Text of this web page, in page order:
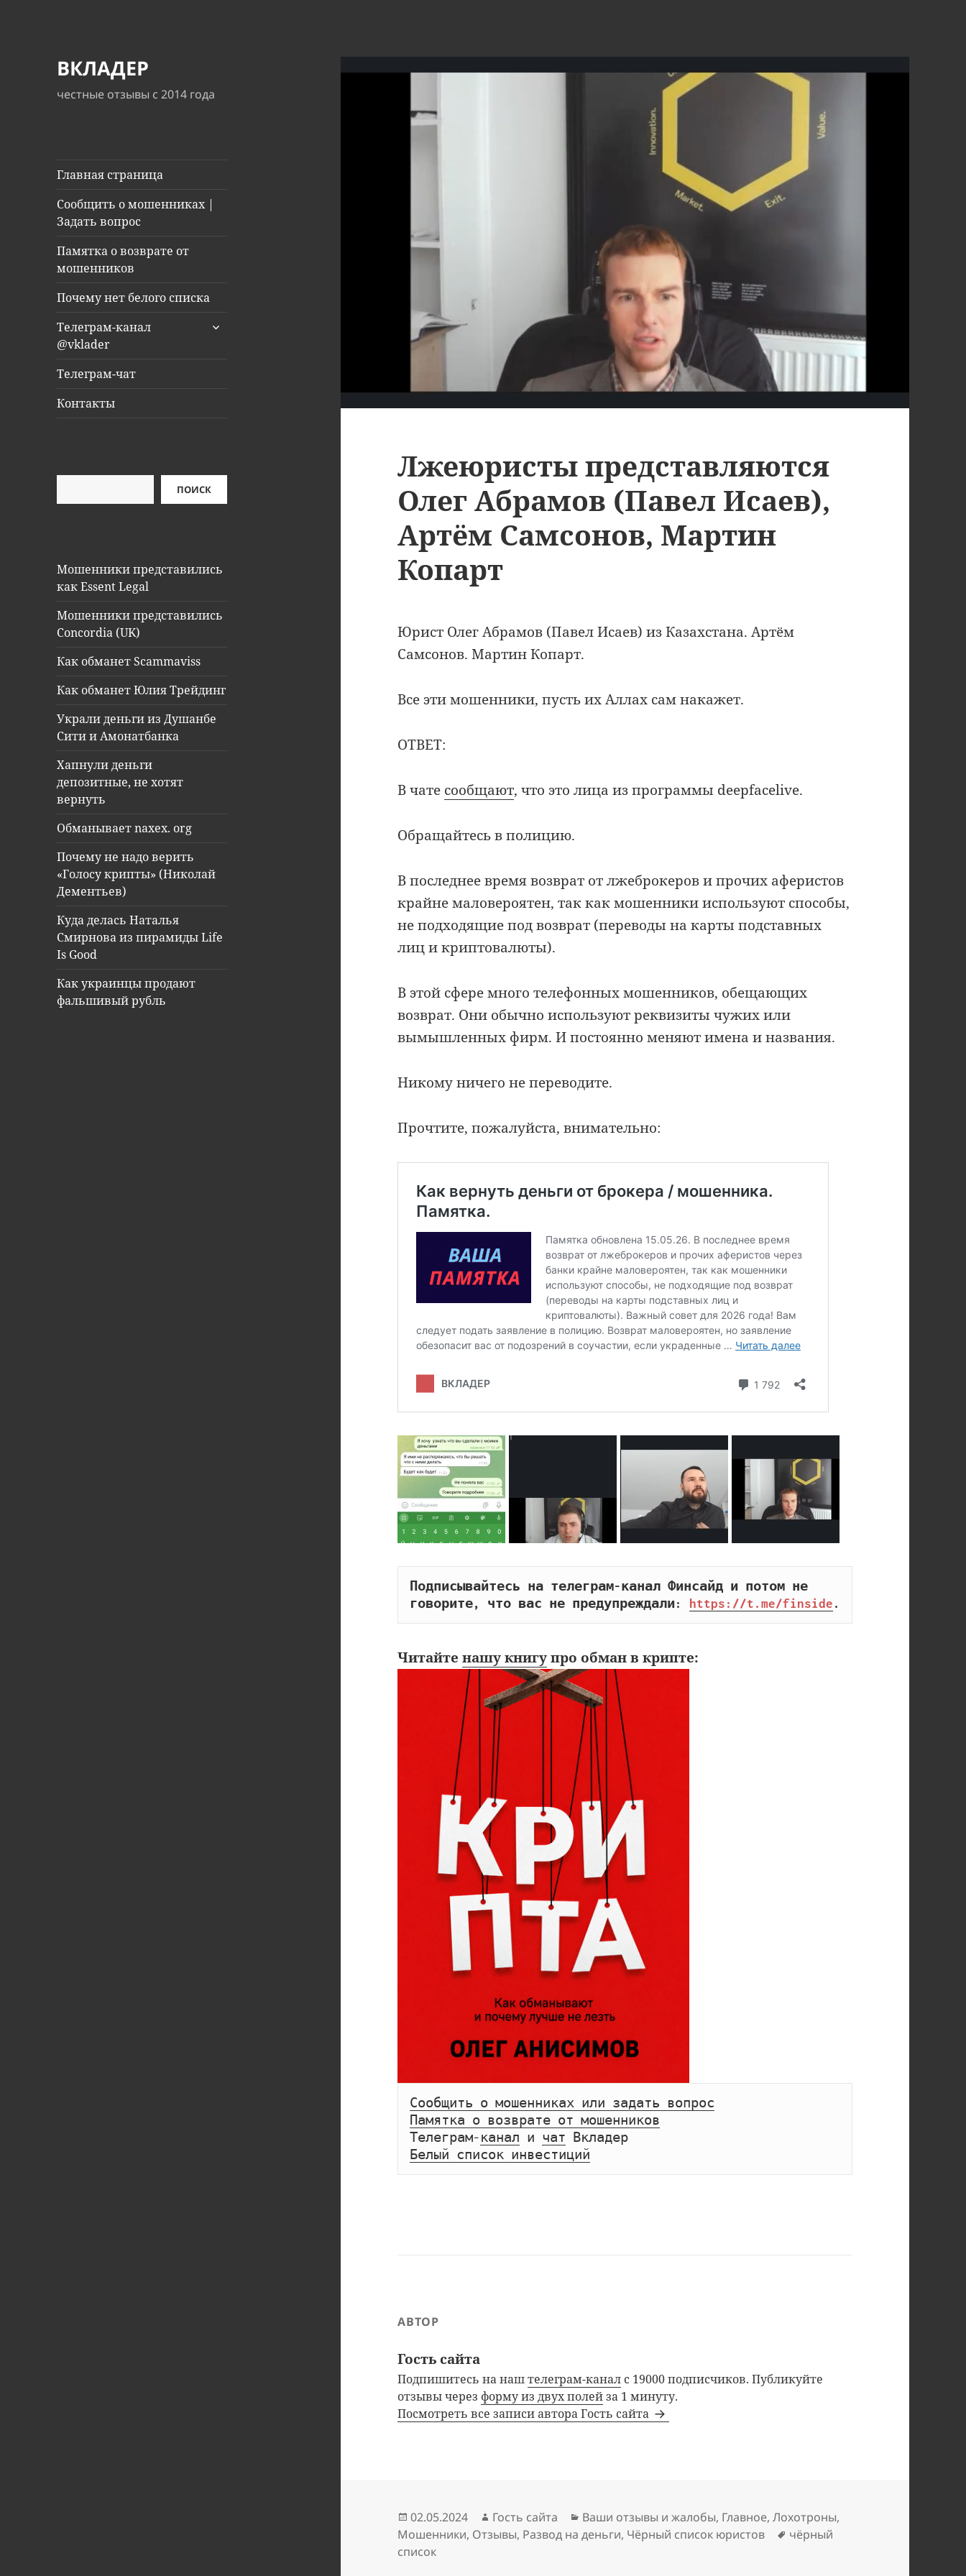
ВКЛАДЕР
честные отзывы с 2014 года
Главная страница
Сообщить о мошенниках |
Задать вопрос
Памятка о возврате от
мошенников
Почему нет белого списка
Телеграм-канал
@vklader
раскрыть
Телеграм-чат
Контакты
ПОИСК
Мошенники представились
как Essent Legal
Мошенники представились
Concordia (UK)
Как обманет Scammaviss
Как обманет Юлия Трейдинг
Украли деньги из Душанбе
Сити и Амонатбанка
Хапнули деньги
депозитные, не хотят
вернуть
Обманывает naxex. org
Почему не надо верить
«Голосу крипты» (Николай
Дементьев)
Куда делась Наталья
Смирнова из пирамиды Life
Is Good
Как украинцы продают
фальшивый рубль
Лжеюристы представляются
Олег Абрамов (Павел Исаев),
Артём Самсонов, Мартин
Копарт
Юрист Олег Абрамов (Павел Исаев) из Казахстана. Артём
Самсонов. Мартин Копарт.
Все эти мошенники, пусть их Аллах сам накажет.
ОТВЕТ:
В чате сообщают, что это лица из программы deepfacelive.
Обращайтесь в полицию.
В последнее время возврат от лжеброкеров и прочих аферистов
крайне маловероятен, так как мошенники используют способы,
не подходящие под возврат (переводы на карты подставных
лиц и криптовалюты).
В этой сфере много телефонных мошенников, обещающих
возврат. Они обычно используют реквизиты чужих или
вымышленных фирм. И постоянно меняют имена и названия.
Никому ничего не переводите.
Прочтите, пожалуйста, внимательно:
Подписывайтесь на телеграм-канал Финсайд и потом не
говорите, что вас не предупреждали: https://t.me/finside .
Читайтенашу книгупро обман в крипте:
Сообщить о мошенниках или задать вопрос
Памятка о возврате от мошенников
Телеграм- канал и чат
Вкладер
Белый список инвестиций
АВТОР
Гость сайта
Подпишитесь на наштелеграм-канал с 19000 подписчиков. Публикуйте
отзывы через форму из двух полейза 1 минуту.
Посмотреть все записи автора Гость сайта
Опубликовано
02.05.2024 Автор
Гость сайта Рубрики
Ваши отзывы и жалобы, Главное,Лохотроны,
Мошенники, Отзывы, Развод на деньги, Чёрный список юристов Метки
чёрный
список